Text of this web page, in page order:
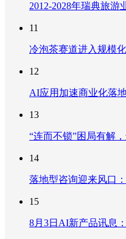
2012-2028年瑞典旅
11
冷泡茶赛道进入规模
12
AI应用加速商业化落
13
“连而不锁”困局有解
14
落地型咨询迎来风口
15
8月3日AI新产品讯息